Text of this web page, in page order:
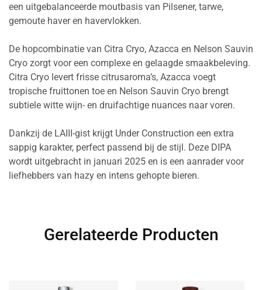
een uitgebalanceerde moutbasis van Pilsener, tarwe,
gemoute haver en havervlokken.
De hopcombinatie van Citra Cryo, Azacca en Nelson Sauvin
Cryo zorgt voor een complexe en gelaagde smaakbeleving.
Citra Cryo levert frisse citrusaroma’s, Azacca voegt
tropische fruittonen toe en Nelson Sauvin Cryo brengt
subtiele witte wijn- en druifachtige nuances naar voren.
Dankzij de LAIII-gist krijgt Under Construction een extra
sappig karakter, perfect passend bij de stijl. Deze DIPA
wordt uitgebracht in januari 2025 en is een aanrader voor
liefhebbers van hazy en intens gehopte bieren.
Gerelateerde Producten